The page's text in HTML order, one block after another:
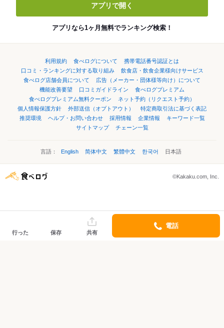
アプリで開く
アプリなら1ヶ月無料でランキング検索！
利用規約 食べログについて
携帯電話番号認証とは
口コミ・ランキングに対する取り組み
飲食店・飲食企業様向けサービス
食べログ店舗会員について
広告（メーカー・団体様等向け）について
機能改善要望
口コミガイドライン
食べログプレミアム
食べログプレミアム無料クーポン
ネット予約（リクエスト予約）
個人情報保護方針
外部送信（オプトアウト）
特定商取引法に基づく表記
推奨環境
ヘルプ・お問い合わせ 採用情報 企業情報
キーワード一覧
サイトマップ
チェーン一覧
言語： English 简体中文 繁體中文 한국어 日本語
©Kakaku.com, Inc.
行った 保存 共有
電話